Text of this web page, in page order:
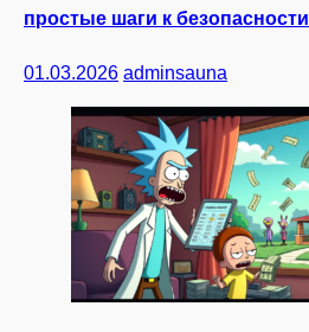
простые шаги к безопасности
01.03.2026 adminsauna